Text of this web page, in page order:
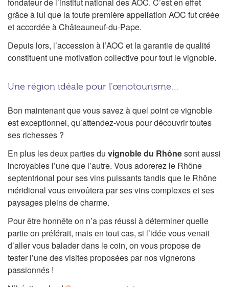
grâce à lui que la toute première appellation AOC fut créée
et accordée à Châteauneuf-du-Pape.
Depuis lors, l’accession à l’AOC et la garantie de qualité
constituent une motivation collective pour tout le vignoble.
Une région idéale pour l’œnotourisme…
Bon maintenant que vous savez à quel point ce vignoble
est exceptionnel, qu’attendez-vous pour découvrir toutes
ses richesses ?
En plus les deux parties du vignoble du Rhônesont aussi
incroyables l’une que l’autre. Vous adorerez le Rhône
septentrional pour ses vins puissants tandis que le Rhône
méridional vous envoûtera par ses vins complexes et ses
paysages pleins de charme.
Pour être honnête on n’a pas réussi à déterminer quelle
partie on préférait, mais en tout cas, si l’idée vous venait
d’aller vous balader dans le coin, on vous propose de
tester l’une des visites proposées par nos vignerons
passionnés !